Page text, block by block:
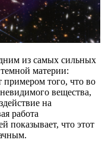
из самых сильных
материи:
примером того, что во
вещества,
на
работа
показывает, что этот